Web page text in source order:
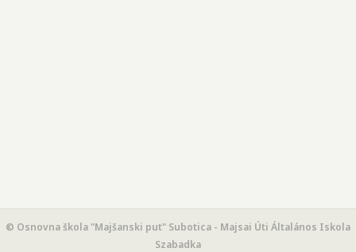
© Osnovna škola "Majšanski put" Subotica - Majsai Úti Általános Iskola
Szabadka